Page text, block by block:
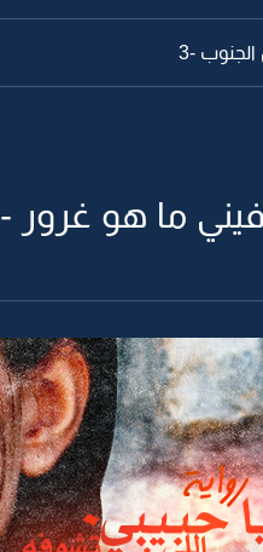
-3
غرور -19 البارت الاخير